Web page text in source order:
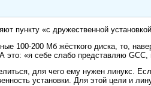
пункту «с дружественной
100-200 Мб жёсткого диска, то,
это: «я себе слабо представляю
для чего ему нужен линукс.
установки. Для этой цели и